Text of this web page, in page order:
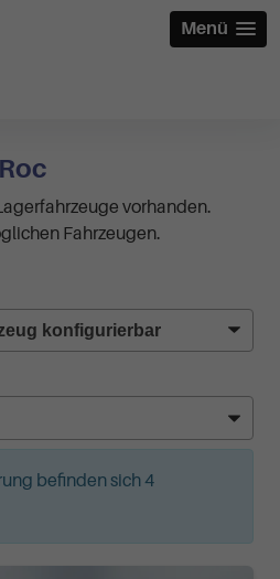
Menü
vorhanden.
Fahrzeugen.
befinden sich4